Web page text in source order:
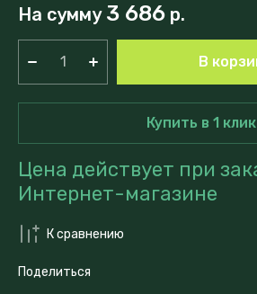
На сумму 3 686 р.
В
Купить в 1 клик
Цена действует при
Интернет-магазине
К сравнению
Поделиться